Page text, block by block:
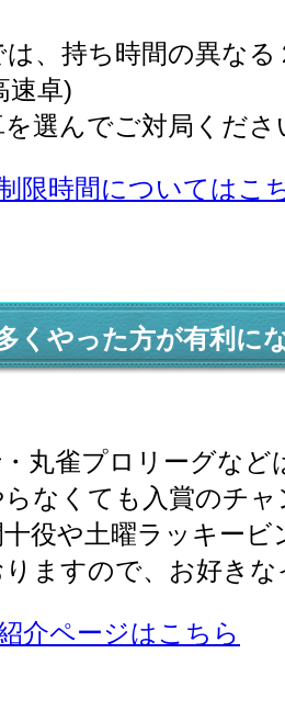
は、持ち時間の異な
速卓)
選んでご対局くださ
限時間についてはこ
くやった方が有利に
丸雀プロリーグな
なくても入賞のチ
十役や土曜ラッキー
りますので、お好き
介ページはこちら